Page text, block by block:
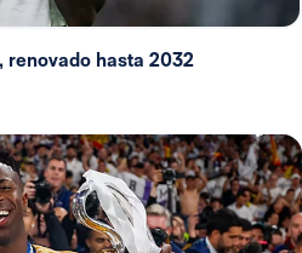
renovado hasta 2032